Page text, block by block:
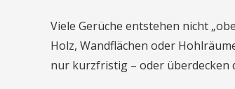
Viele Gerüche entstehen nicht
Holz, Wandflächen oder
nur kurzfristig – oder überdecken